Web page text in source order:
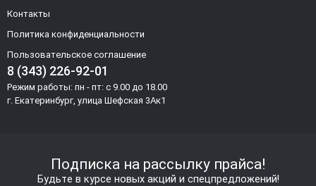
Контакты
Политика конфиденциальности
Пользовательское соглашение
8 (343) 226-92-01
Режим работы: пн - пт: с 9.00 до 18.00
г. Екатеринбург, улица Шефская 3Ак1
Подписка на рассылку прайса!
Будьте в курсе новых акций и спецпредложений!